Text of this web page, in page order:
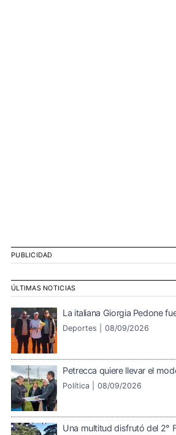
PUBLICIDAD
ÚLTIMAS NOTICIAS
La italiana Giorgia Pedone
Deportes | 08/09/2026
Petrecca quiere llevar el
Política | 08/09/2026
Una multitud disfrutó del 2°